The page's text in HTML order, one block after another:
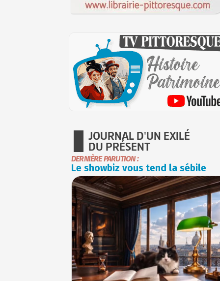
JOURNAL D'UN EXILÉ
DU PRÉSENT
DERNIÈRE PARUTION :
Le showbiz vous tend la sébile